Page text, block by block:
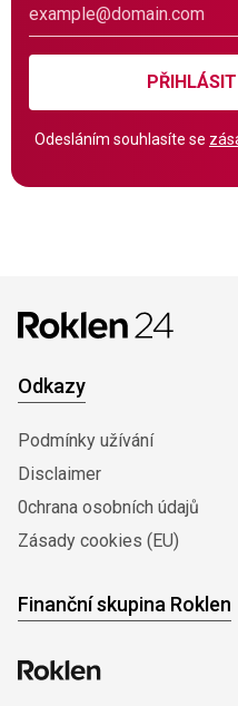
Odesláním souhlasíte se
Odkazy
Podmínky užívání
Disclaimer
0chrana osobních údajů
Zásady cookies (EU)
Finanční skupina Roklen